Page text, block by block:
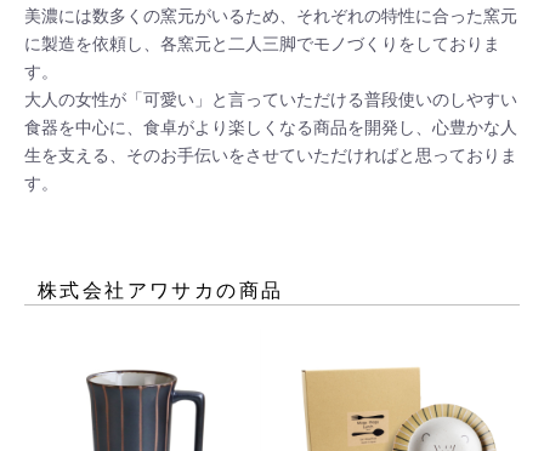
美濃には数多くの窯元がいるため、それぞれの特性に合った窯元
に製造を依頼し、各窯元と二人三脚でモノづくりをしておりま
す。
大人の女性が「可愛い」と言っていただける普段使いのしやすい
食器を中心に、食卓がより楽しくなる商品を開発し、心豊かな人
生を支える、そのお手伝いをさせていただければと思っておりま
す。
株式会社アワサカの商品